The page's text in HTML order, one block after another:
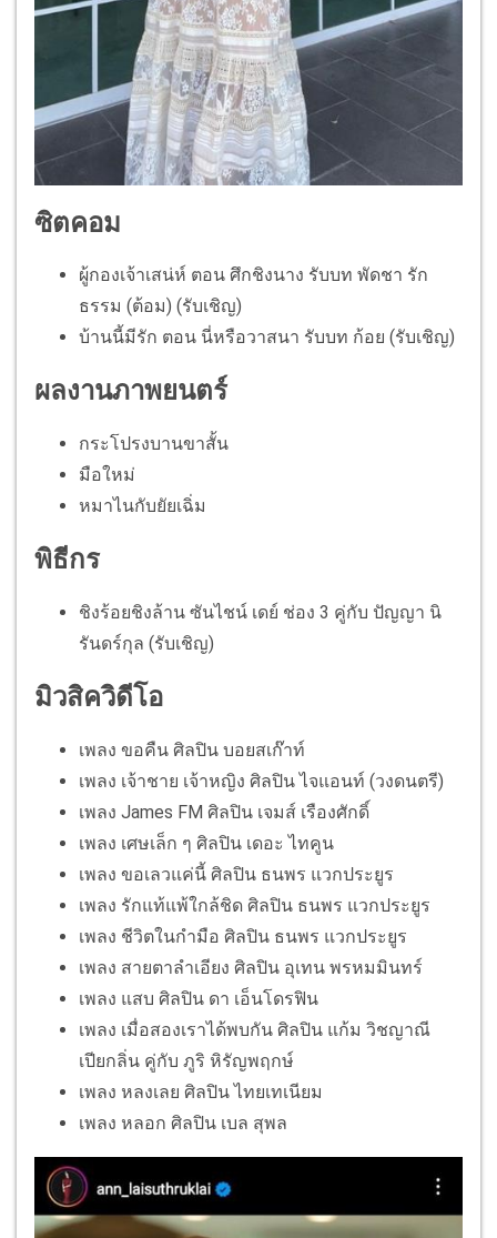
ซิตคอม
ผู้กองเจ้าเสน่ห์ ตอน ศึกชิงนาง รับบท พัดชา รัก
ธรรม (ต้อม) (รับเชิญ)
บ้านนี้มีรัก ตอน นี่หรือวาสนา รับบท ก้อย (รับเชิญ)
ผลงานภาพยนตร์
กระโปรงบานขาสั้น
มือใหม่
หมาไนกับยัยเฉิ่ม
พิธีกร
ชิงร้อยชิงล้าน ซันไชน์ เดย์ ช่อง 3 คู่กับ ปัญญา นิ
รันดร์กุล (รับเชิญ)
มิวสิควิดีโอ
เพลง ขอคืน ศิลปิน บอยสเก๊าท์
เพลง เจ้าชาย เจ้าหญิง ศิลปิน ไจแอนท์ (วงดนตรี)
เพลง James FM ศิลปิน เจมส์ เรืองศักดิ์
เพลง เศษเล็ก ๆ ศิลปิน เดอะ ไทคูน
เพลง ขอเลวแค่นี้ ศิลปิน ธนพร แวกประยูร
เพลง รักแท้แพ้ใกล้ชิด ศิลปิน ธนพร แวกประยูร
เพลง ชีวิตในกำมือ ศิลปิน ธนพร แวกประยูร
เพลง สายตาลำเอียง ศิลปิน อุเทน พรหมมินทร์
เพลง แสบ ศิลปิน ดา เอ็นโดรฟิน
เพลง เมื่อสองเราได้พบกัน ศิลปิน แก้ม วิชญาณี
เปียกลิ่น คู่กับ ภูริ หิรัญพฤกษ์
เพลง หลงเลย ศิลปิน ไทยเทเนียม
เพลง หลอก ศิลปิน เบล สุพล